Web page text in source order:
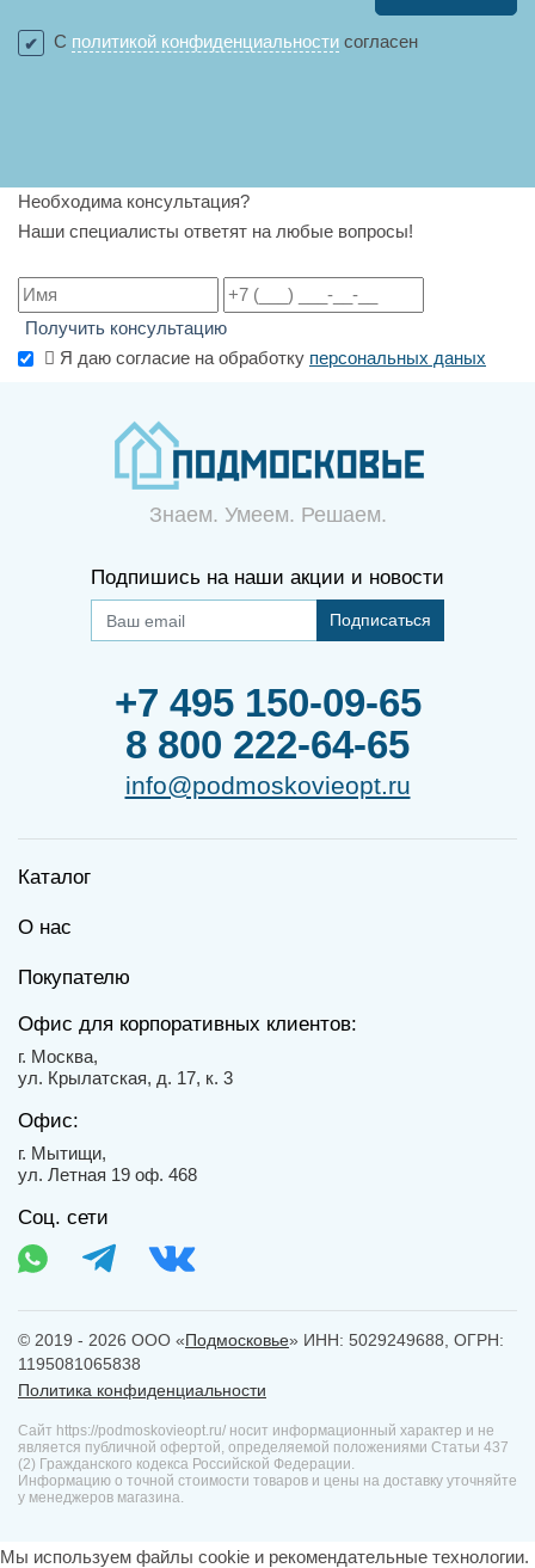
С политикой конфиденциальности согласен
Необходима консультация?
Наши специалисты ответят на любые вопросы!
Получить консультацию
Я даю согласие на обработку персональных даных
Знаем. Умеем. Решаем.
Подпишись на наши акции и новости
Подписаться
+7 495 150-09-65
8 800 222-64-65
info@podmoskovieopt.ru
Каталог
О нас
Покупателю
Офис для корпоративных клиентов:
г. Москва,
ул. Крылатская, д. 17, к. 3
Офис:
г. Мытищи,
ул. Летная 19 оф. 468
Соц. сети
© 2019 - 2026 ООО «Подмосковье» ИНН: 5029249688, ОГРН:
1195081065838
Политика конфиденциальности
Сайт https://podmoskovieopt.ru/ носит информационный характер и не
является публичной офертой, определяемой положениями Статьи 437
(2) Гражданского кодекса Российской Федерации.
Информацию о точной стоимости товаров и цены на доставку уточняйте
у менеджеров магазина.
Мы используем файлы cookie и рекомендательные технологии.